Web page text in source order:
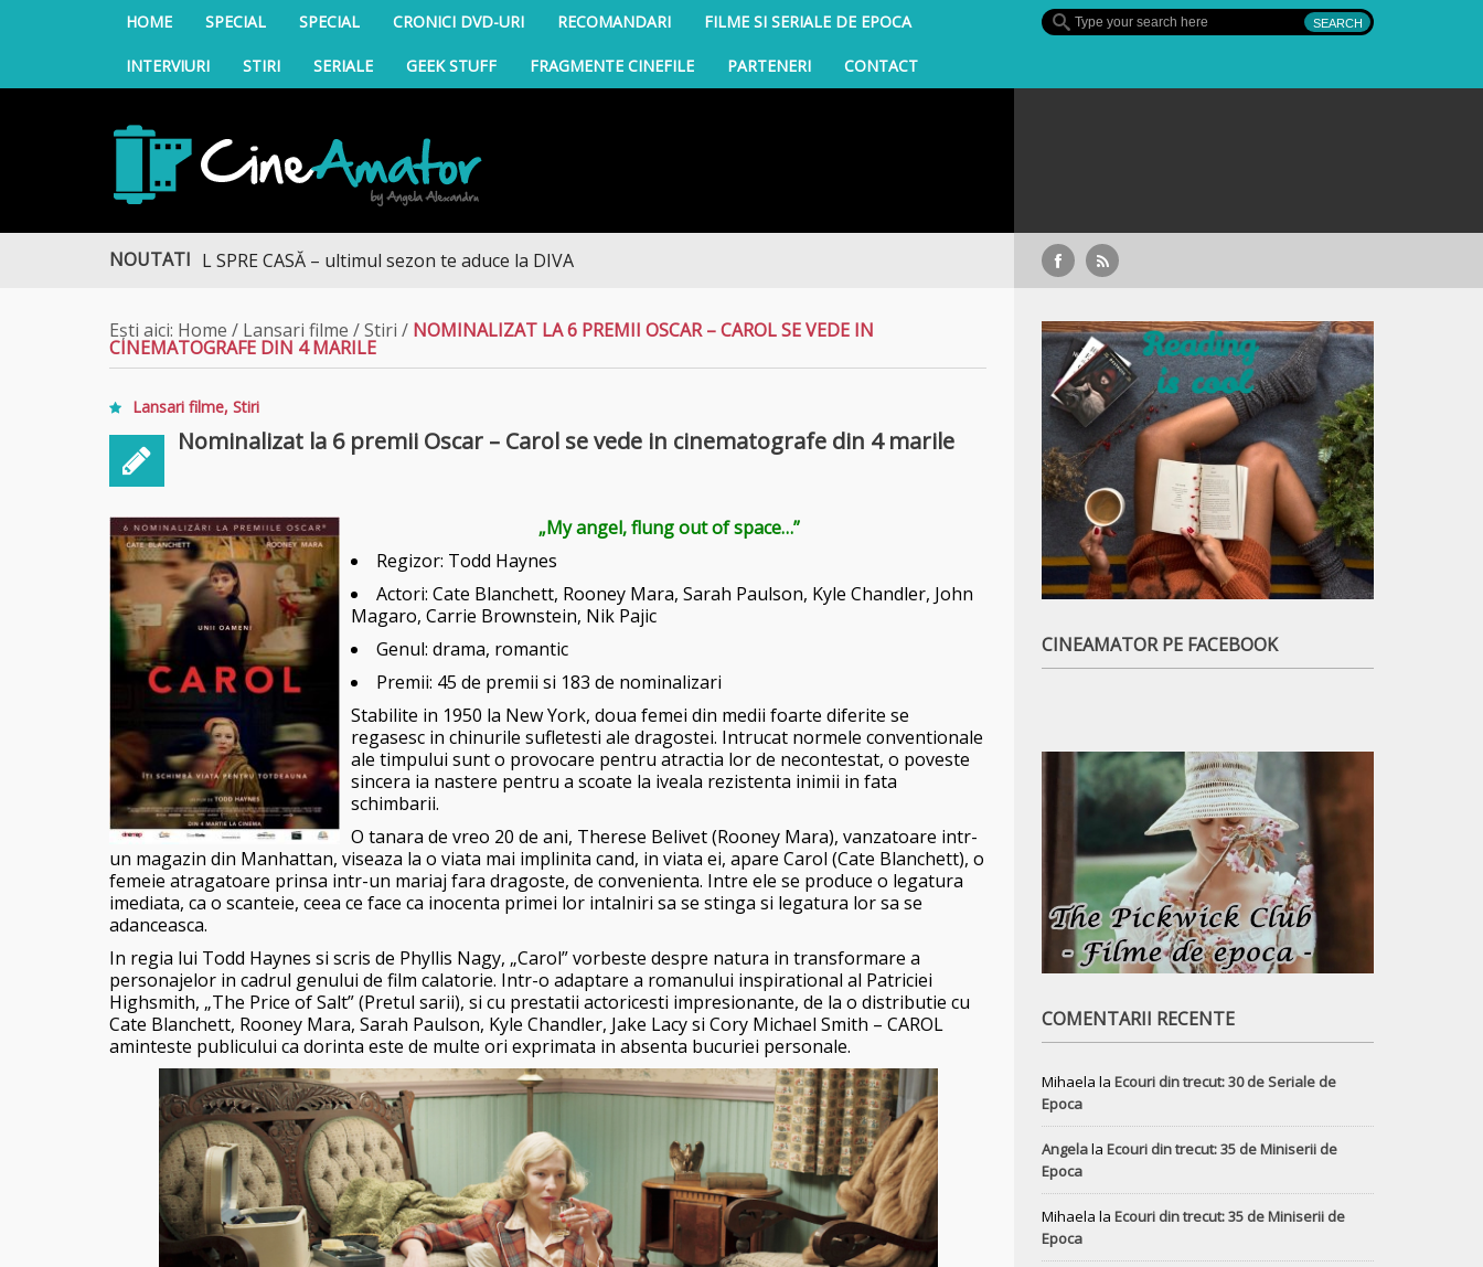
HOME SPECIAL SPECIAL CRONICI DVD-URI RECOMANDARI FILME SI SERIALE DE EPOCA
INTERVIURI STIRI SERIALE GEEK STUFF FRAGMENTE CINEFILE PARTENERI CONTACT
CineAmator
NOUTATI
DRUMUL SPRE CASĂ – ultimul sezon te aduce la DIVA Sullivan’s Crossing – finalul sezonului 4, pe Diva
Ești aici: Home / Lansari filme /Stiri / NOMINALIZAT LA 6 PREMII OSCAR – CAROL SE VEDE IN
CINEMATOGRAFE DIN 4 MARILE
Lansari filme, Stiri
Nominalizat la 6 premii Oscar – Carol se vede in cinematografe din 4 marile
„My angel, flung out of space…”
Regizor: Todd Haynes
Actori: Cate Blanchett, Rooney Mara, Sarah Paulson, Kyle Chandler, John
Magaro, Carrie Brownstein, Nik Pajic
Genul: drama, romantic
Premii: 45 de premii si 183 de nominalizari
Stabilite in 1950 la New York, doua femei din medii foarte diferite se
regasesc in chinurile sufletesti ale dragostei. Intrucat normele conventionale
ale timpului sunt o provocare pentru atractia lor de necontestat, o poveste
sincera ia nastere pentru a scoate la iveala rezistenta inimii in fata
schimbarii.
O tanara de vreo 20 de ani, Therese Belivet (Rooney Mara), vanzatoare intr-
un magazin din Manhattan, viseaza la o viata mai implinita cand, in viata ei, apare Carol (Cate Blanchett), o
femeie atragatoare prinsa intr-un mariaj fara dragoste, de convenienta. Intre ele se produce o legatura
imediata, ca o scanteie, ceea ce face ca inocenta primei lor intalniri sa se stinga si legatura lor sa se
adanceasca.
In regia lui Todd Haynes si scris de Phyllis Nagy, „Carol” vorbeste despre natura in transformare a
personajelor in cadrul genului de film calatorie. Intr-o adaptare a romanului inspirational al Patriciei
Highsmith, „The Price of Salt” (Pretul sarii), si cu prestatii actoricesti impresionante, de la o distributie cu
Cate Blanchett, Rooney Mara, Sarah Paulson, Kyle Chandler, Jake Lacy si Cory Michael Smith – CAROL
aminteste publicului ca dorinta este de multe ori exprimata in absenta bucuriei personale.
CINEAMATOR PE FACEBOOK
COMENTARII RECENTE
Mihaela la Ecouri din trecut: 30 de Seriale de
Epoca
Angelala Ecouri din trecut: 35 de Miniserii de
Epoca
Mihaela la Ecouri din trecut: 35 de Miniserii de
Epoca